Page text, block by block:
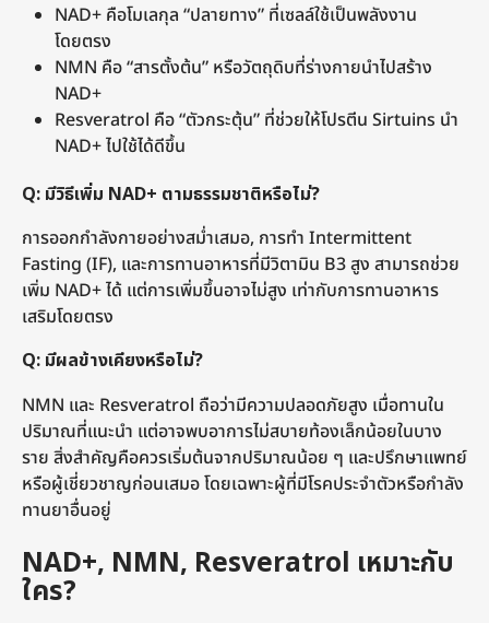
NAD+ คือโมเลกุล “ปลายทาง” ที่เซลล์ใช้เป็นพลังงาน
โดยตรง
NMN คือ “สารตั้งต้น” หรือวัตถุดิบที่ร่างกายนำไปสร้าง
NAD+
Resveratrol คือ “ตัวกระตุ้น” ที่ช่วยให้โปรตีน Sirtuins นำ
NAD+ ไปใช้ได้ดีขึ้น
Q: มีวิธีเพิ่ม NAD+ ตามธรรมชาติหรือไม่?
การออกกำลังกายอย่างสม่ำเสมอ, การทำ Intermittent
Fasting (IF), และการทานอาหารที่มีวิตามิน B3 สูง สามารถช่วย
เพิ่ม NAD+ ได้ แต่การเพิ่มขึ้นอาจไม่สูง เท่ากับการทานอาหาร
เสริมโดยตรง
Q: มีผลข้างเคียงหรือไม่?
NMN และ Resveratrol ถือว่ามีความปลอดภัยสูง เมื่อทานใน
ปริมาณที่แนะนำ แต่อาจพบอาการไม่สบายท้องเล็กน้อยในบาง
ราย สิ่งสำคัญคือควรเริ่มต้นจากปริมาณน้อย ๆ และปรึกษาแพทย์
หรือผู้เชี่ยวชาญก่อนเสมอ โดยเฉพาะผู้ที่มีโรคประจำตัวหรือกำลัง
ทานยาอื่นอยู่
NAD+, NMN, Resveratrol เหมาะกับ
ใคร?